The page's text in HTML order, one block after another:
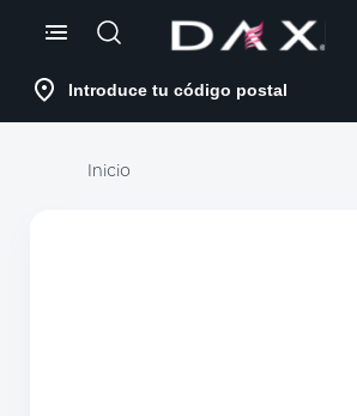
Introduce tu código postal
Inicio